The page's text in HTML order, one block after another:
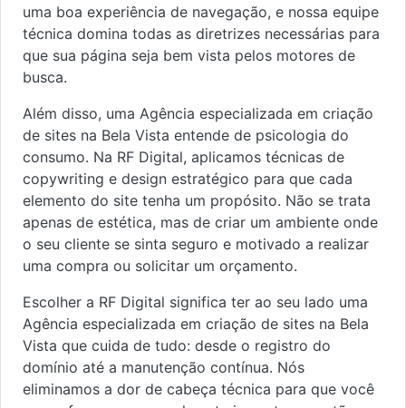
uma boa experiência de navegação, e nossa equipe
técnica domina todas as diretrizes necessárias para
que sua página seja bem vista pelos motores de
busca.
Além disso, uma Agência especializada em criação
de sites na Bela Vista entende de psicologia do
consumo. Na RF Digital, aplicamos técnicas de
copywriting e design estratégico para que cada
elemento do site tenha um propósito. Não se trata
apenas de estética, mas de criar um ambiente onde
o seu cliente se sinta seguro e motivado a realizar
uma compra ou solicitar um orçamento.
Escolher a RF Digital significa ter ao seu lado uma
Agência especializada em criação de sites na Bela
Vista que cuida de tudo: desde o registro do
domínio até a manutenção contínua. Nós
eliminamos a dor de cabeça técnica para que você